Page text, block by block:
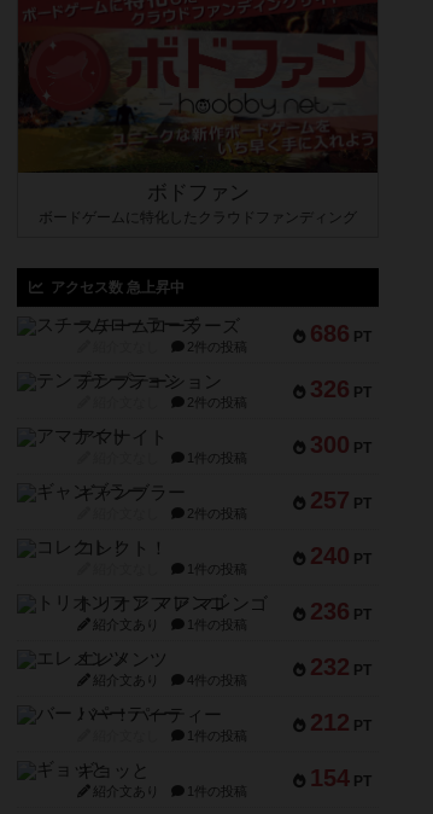
ボドファン
ボードゲームに特化したクラウドファンディング
アクセス数 急上昇中
686 PT
スチームローラーズ
2件の投稿
326 PT
テンプテーション
2件の投稿
300 PT
アマナイト
1件の投稿
257 PT
ギャンブラー
2件の投稿
240 PT
コレクト！
1件の投稿
236 PT
トリオンフ ア マレンゴ
紹介文あり 1件の投稿
232 PT
エレメンツ
紹介文あり 4件の投稿
212 PT
バー！パーティー
1件の投稿
154 PT
ギョッと
紹介文あり 1件の投稿